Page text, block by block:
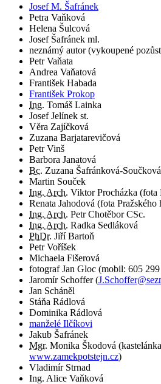
Josef M. Šafránek
Petra Vaňková
Helena Šulcová
Josef Šafránek ml.
neznámý autor (vykoupené
Petr Vaňata
Andrea Vaňatová
František Habada
František Prokop
Ing. Tomáš Lainka
Josef Jelínek st.
Věra Zajíčková
Zuzana Barjatarevičová
Petr Vinš
Barbora Janatová
Bc. Zuzana Šafránková-Součková
Martin Souček
Ing. Arch. Viktor Procházka (fota
Renata Jahodová (fota Pražského
Ing. Arch. Petr Chotěbor CSc.
Ing. Arch. Radka Sedláková
PhDr. Jiří Bartoň
Petr Voříšek
Michaela Fišerová
fotografJan Gloc (mobil: 605
Jaromír Schoffer(
Jan Scháněl
Stáňa Rádlová
Dominika Rádlová
manželé Ilčíkovi
Jakub Šafránek
Mgr. Monika Škodová
www.zamekpotstejn.cz)
Vladimír Strnad
Ing. Alice Vaňková